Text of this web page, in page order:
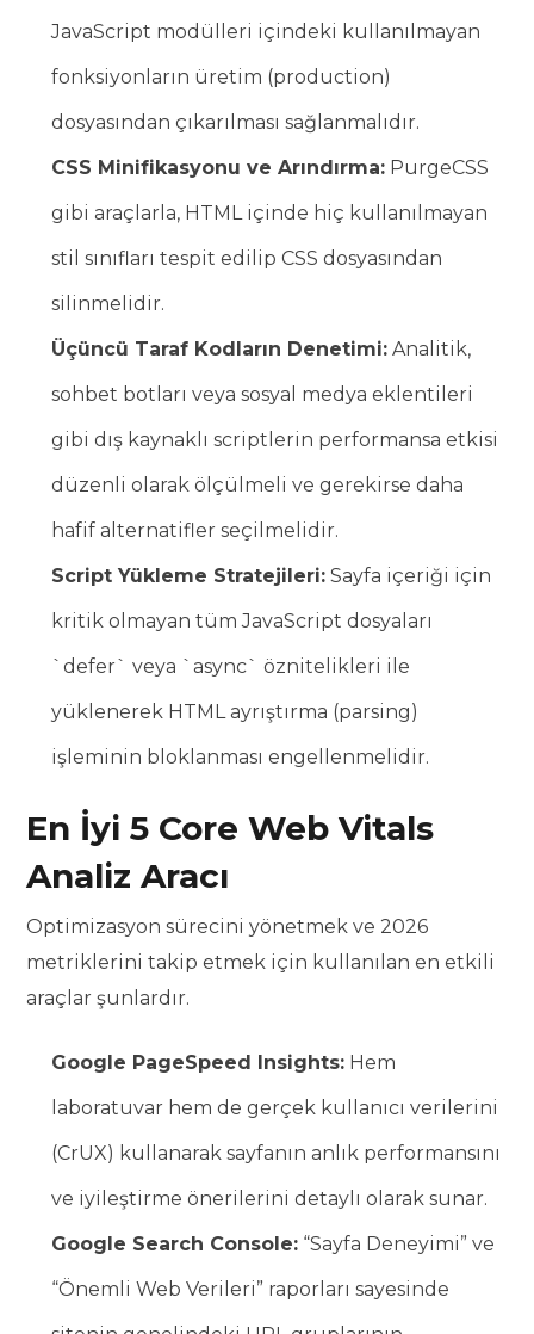
JavaScript modülleri içindeki kullanılmayan
fonksiyonların üretim (production)
dosyasından çıkarılması sağlanmalıdır.
CSS Minifikasyonu ve Arındırma: PurgeCSS
gibi araçlarla, HTML içinde hiç kullanılmayan
stil sınıfları tespit edilip CSS dosyasından
silinmelidir.
Üçüncü Taraf Kodların Denetimi: Analitik,
sohbet botları veya sosyal medya eklentileri
gibi dış kaynaklı scriptlerin performansa etkisi
düzenli olarak ölçülmeli ve gerekirse daha
hafif alternatifler seçilmelidir.
Script Yükleme Stratejileri: Sayfa içeriği için
kritik olmayan tüm JavaScript dosyaları
`defer` veya `async` öznitelikleri ile
yüklenerek HTML ayrıştırma (parsing)
işleminin bloklanması engellenmelidir.
En İyi 5 Core Web Vitals
Analiz Aracı
Optimizasyon sürecini yönetmek ve 2026
metriklerini takip etmek için kullanılan en etkili
araçlar şunlardır.
Google PageSpeed Insights: Hem
laboratuvar hem de gerçek kullanıcı verilerini
(CrUX) kullanarak sayfanın anlık performansını
ve iyileştirme önerilerini detaylı olarak sunar.
Google Search Console: “Sayfa Deneyimi” ve
“Önemli Web Verileri” raporları sayesinde